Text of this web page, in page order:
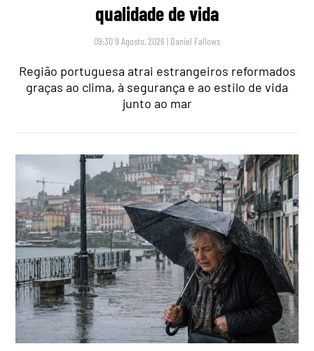
qualidade de vida
09:30 9 Agosto, 2026 | Daniel Fallows
Região portuguesa atrai estrangeiros reformados
graças ao clima, à segurança e ao estilo de vida
junto ao mar